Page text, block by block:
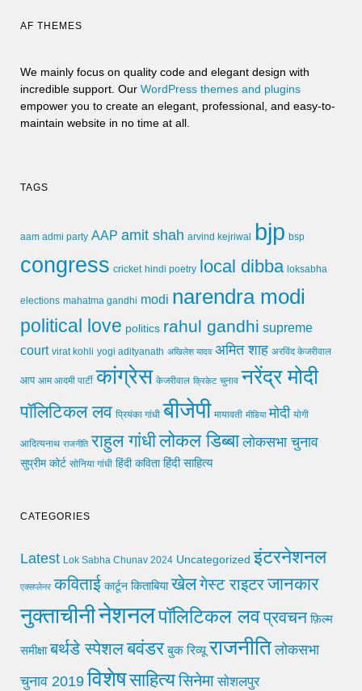
AF THEMES
We mainly focus on quality code and elegant design with
incredible support. Our WordPress themes and plugins
empower you to create an elegant, professional, and easy-to-
maintain website in no time at all.
TAGS
aam admi party AAP amit shah arvind kejriwal bjp bsp
congress cricket hindi poetry local dibba loksabha
elections mahatma gandhi modi narendra modi
political love politics rahul gandhi supreme
court virat kohli yogi adityanath अखिलेश यादव अमित शाह अरविंद केजरीवाल
आप आम आदमी पार्टी कांग्रेस केजरीवाल क्रिकेट चुनाव नरेंद्र मोदी
पॉलिटिकल लव प्रियंका गांधी बीजेपी मायावती मीडिया मोदी योगी
आदित्यनाथ राजनीति राहुल गांधीलोकल डिब्बा लोकसभा चुनाव
सुप्रीम कोर्ट सोनिया गांधी हिंदी कविता हिंदी साहित्य
CATEGORIES
Latest Lok Sabha Chunav 2024 Uncategorized इंटरनेशनल
एक्सप्लेनर कविताई कार्टून किताबिया खेलगेस्ट राइटरजानकार
नुक्ताचीनीनेशनलपॉलिटिकल लवप्रवचन फ़िल्म
समीक्षा बर्थडे स्पेशलबवंडर बुक रिव्यू राजनीति लोकसभा
चुनाव 2019 विशेषसाहित्यसिनेमा सोशलपुर